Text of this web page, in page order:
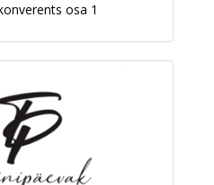
osa 1